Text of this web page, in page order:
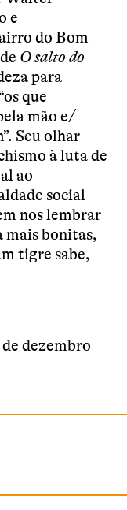
e
do Bom
O salto do
para
que
mão e/
Seu olhar
à luta de
ao
social
nos lembrar
mais bonitas,
tigre sabe,
dezembro